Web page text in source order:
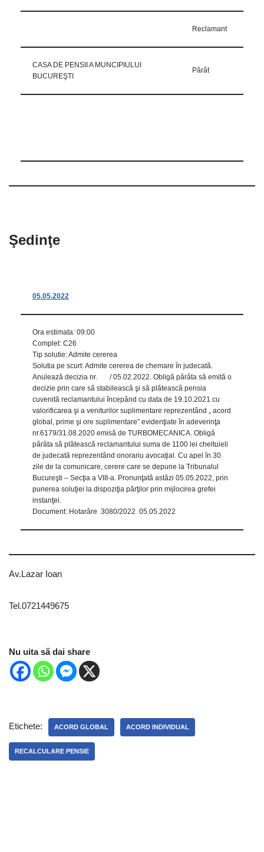
Reclamant
CASA DE PENSII A MUNCIPIULUI
BUCUREŞTI
Pârât
Şedinţe
05.05.2022
Ora estimata: 09:00
Complet: C26
Tip solutie: Admite cererea
Solutia pe scurt: Admite cererea de chemare în judecată.
Anulează decizia nr. / 05.02.2022. Obligă pârâta să emită o
decizie prin care să stabilească şi să plătească pensia
cuvenită reclamantului începând cu data de 19.10.2021 cu
valorificarea şi a veniturilor suplimentare reprezentând „ acord
global, prime şi ore suplimentare” evidenţiate în adeverinţa
nr.6179/31.08.2020 emisă de TURBOMECANICA. Obligă
pârâta să plătească reclamantului suma de 1100 lei cheltuieli
de judecată reprezentând onorariu avocaţial. Cu apel în 30
zile de la comunicare, cerere care se depune la Tribunalul
Bucureşti – Secţia a VIII-a. Pronunţată astăzi 05.05.2022, prin
punerea soluţiei la dispoziţia părţilor prin mijlocirea grefei
instanţei.
Document: Hotarâre 3080/2022 05.05.2022
Av.Lazar Ioan
Tel.0721449675
Nu uita să dai share
Etichete: ACORD GLOBAL ACORD INDIVIDUAL
RECALCULARE PENSIE